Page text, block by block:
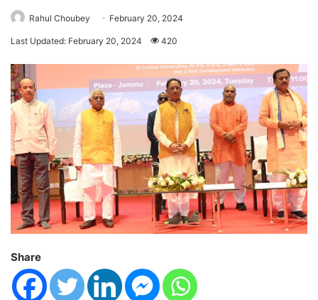
Rahul Choubey February 20, 2024
Last Updated: February 20, 2024 420
Share